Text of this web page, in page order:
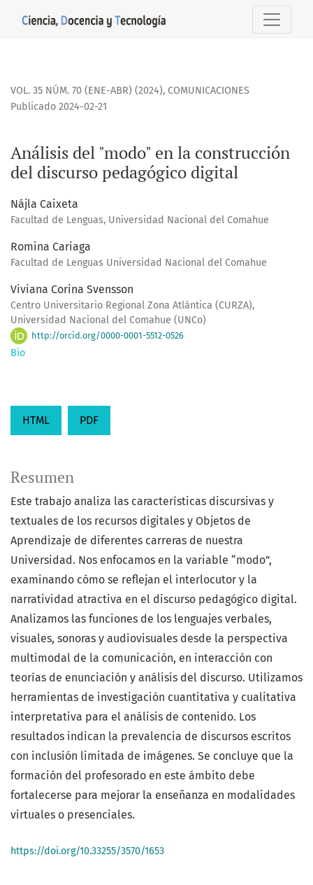
Análisis del &quot;modo&quot; en la construcción del
VOL. 35 NÚM. 70 (ENE-ABR) (2024), COMUNICACIONES
Análisis del "modo" en la construcción
del discurso pedagógico digital
Publicado 2024-02-21
Nájla Caixeta
Facultad de Lenguas, Universidad Nacional del Comahue
Romina Cariaga
Facultad de Lenguas Universidad Nacional del Comahue
Viviana Corina Svensson
Centro Universitario Regional Zona Atlántica (CURZA),
Universidad Nacional del Comahue (UNCo)
http://orcid.org/0000-0001-5512-0526
Bio
HTML PDF
Resumen
Este trabajo analiza las características discursivas y
textuales de los recursos digitales y Objetos de
Aprendizaje de diferentes carreras de nuestra
Universidad. Nos enfocamos en la variable “modo”,
examinando cómo se reflejan el interlocutor y la
narratividad atractiva en el discurso pedagógico digital.
Analizamos las funciones de los lenguajes verbales,
visuales, sonoras y audiovisuales desde la perspectiva
multimodal de la comunicación, en interacción con
teorías de enunciación y análisis del discurso. Utilizamos
herramientas de investigación cuantitativa y cualitativa
interpretativa para el análisis de contenido. Los
resultados indican la prevalencia de discursos escritos
con inclusión limitada de imágenes. Se concluye que la
formación del profesorado en este ámbito debe
fortalecerse para mejorar la enseñanza en modalidades
virtuales o presenciales.
https://doi.org/10.33255/3570/1653